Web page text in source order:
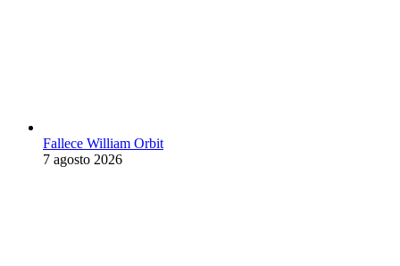
Fallece William Orbit
7 agosto 2026